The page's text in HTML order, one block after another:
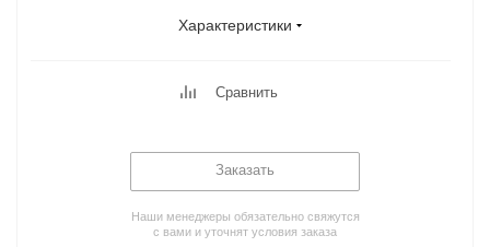
Характеристики
Сравнить
Заказать
Наши менеджеры обязательно свяжутся
с вами и уточнят условия заказа